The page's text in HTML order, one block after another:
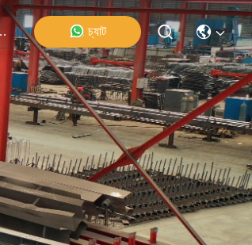
চ্যাট